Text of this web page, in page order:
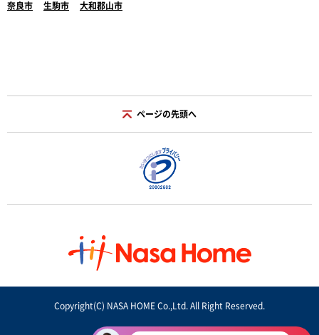
奈良市 生駒市 大和郡山市
ページの先頭へ
Copyright(C) NASA HOME Co.,Ltd. All Right Reserved.